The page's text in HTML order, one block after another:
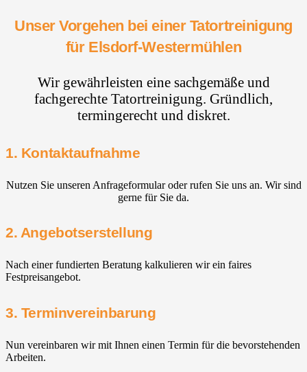
Unser Vorgehen bei einer Tatortreinigung
für Elsdorf-Westermühlen
Wir gewährleisten eine sachgemäße und
fachgerechte Tatortreinigung. Gründlich,
termingerecht und diskret.
1. Kontaktaufnahme
Nutzen Sie unseren Anfrageformular oder rufen Sie uns an. Wir sind
gerne für Sie da.
2. Angebotserstellung
Nach einer fundierten Beratung kalkulieren wir ein faires
Festpreisangebot.
3. Terminvereinbarung
Nun vereinbaren wir mit Ihnen einen Termin für die bevorstehenden
Arbeiten.